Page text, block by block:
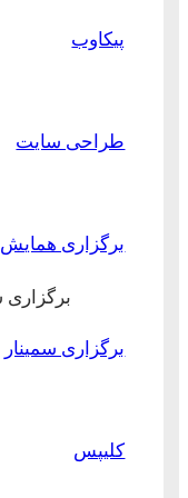
پیکاوب
طراحی سایت
برگزاری همایش
برگزاری سمینار
کلیپس